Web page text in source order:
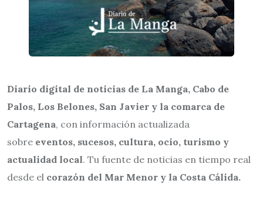
Diario digital de noticias de La Manga, Cabo de
Palos, Los Belones, San Javier y la comarca de
Cartagena, con información actualizada
sobre eventos, sucesos, cultura, ocio, turismo y
actualidad local. Tu fuente de noticias en tiempo real
desde el corazón del Mar Menor y la Costa Cálida.